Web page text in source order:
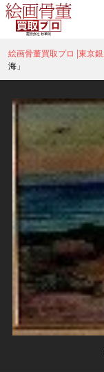
絵画骨董買取プロ |東京
海」